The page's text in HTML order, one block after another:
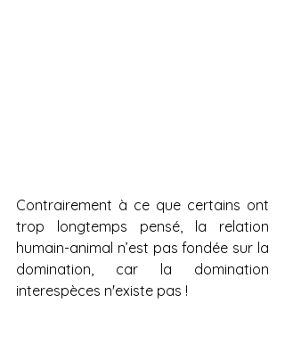
Contrairement à ce que certains ont
trop longtemps pensé, la relation
humain-animal n’est pas fondée sur la
domination, car la domination
interespèces n'existe pas !